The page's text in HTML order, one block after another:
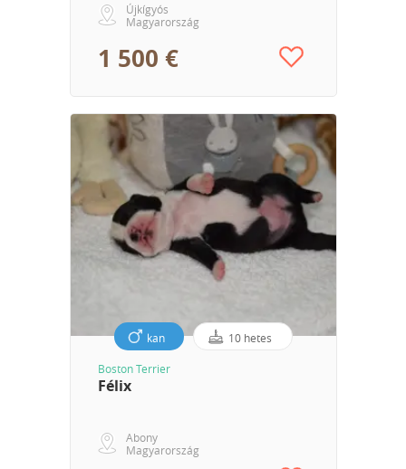
Újkígyós
Magyarország
1 500 €
kan 10 hetes
Boston Terrier
Félix
Abony
Magyarország